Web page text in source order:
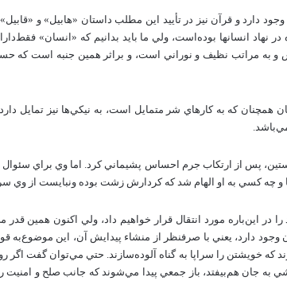
دارد و قرآن‌ نيز در تأييد اين‌ مطلب‌ داستان‌ «هابيل‌» و «قابيل‌»
در نهاد انسانها بوده‌است‌، ولي‌ ما بايد بدانيم‌ كه‌ «انسان‌»
و به‌ مراتب‌ نظيف‌ و نوراني‌ است‌، و براثر همين‌ جنبه‌ است‌ كه‌
همچنان‌ كه‌ به‌ كارهاي‌ شر متمايل‌ است‌، به‌ نيكي‌ها نيز تمايل‌
پس‌ از ارتكاب‌ جرم‌ احساس‌ پشيماني‌ كرد. اما وي‌ براي‌ سئوال‌
و چه‌ كسي‌ به‌ او الهام‌ شد كه‌ كردارش‌ زشت‌ بوده‌ ونبايست‌ از وي‌
در اين‌باره‌ مورد انتقال‌ قرار خواهيم‌ داد، ولي‌ اكنون‌ همين‌ قدر
وجود دارد، يعني‌ با صرفنظر از منشاء پيدايش‌ آن‌، اين‌ موضوع‌به‌
كه‌ خويشتن‌ را سراپا به‌ گناه‌ آلوده‌سازند. حتي‌ مي‌توان‌ گفت‌ اگر
به‌ جان‌ هم‌بيفتد، باز جمعي‌ پيدا مي‌شوند كه‌ جانب‌ صلح‌ و امنيت‌ را